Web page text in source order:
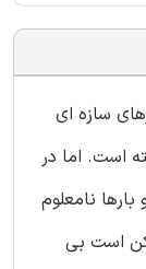
سازه ای
است. اما در
نامعلوم
است بی